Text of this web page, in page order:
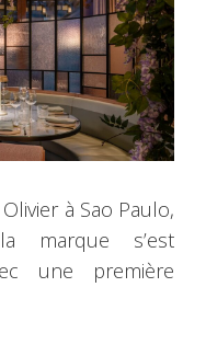
à Sao Paulo,
marque s’est
une première